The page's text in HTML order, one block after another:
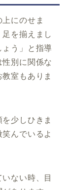
にのせま
を揃えまし
ょう」と指導
別に関係な
室もありま
少しひきま
んでいるよ
ない時、目